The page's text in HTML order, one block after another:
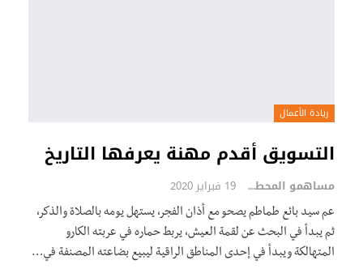
ريادة الأعمال
التسويق أقدم مهنة يعرفها التاريخ
مساهمو المحطة 19 فبراير 2020
عم سيد بائع طماطم يصحو مع أذان الفجر، يستهل يومه بالصلاة والذكر،
ثم يبدأ في البحث عن لقمة العيش، يربط حماره في عربته الكارو
المتهالكة ويبدأ في إحدى المناطق الراقية ليبيع بضاعته المصنفة في…